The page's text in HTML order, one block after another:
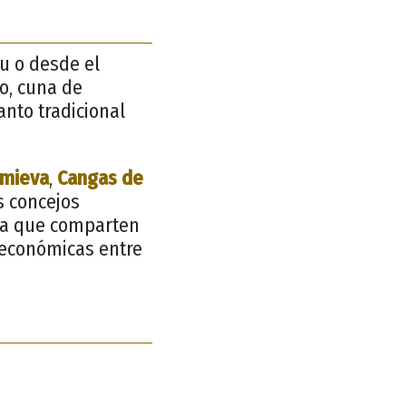
o desde el
cuna de
tradicional
, Cangas de
concejos
que comparten
entre